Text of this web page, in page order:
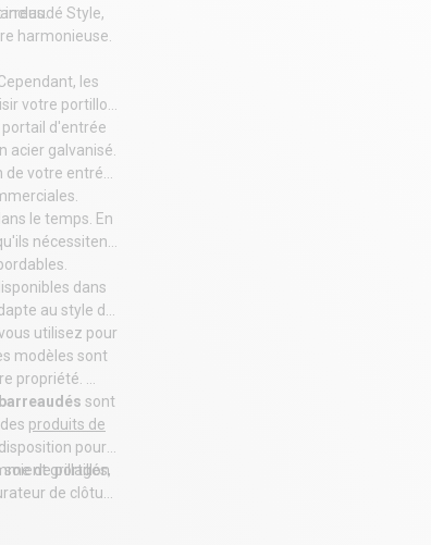
inclus.
Style,
harmonieuse.
les
votre portillon
portail d'entrée
galvanisé.
votre entrée.
le temps. En
nécessitent
dans
au style de
utilisez pour
modèles sont
propriété.
sont
produits de
pour
deportillon
soient grillagés,
de clôture